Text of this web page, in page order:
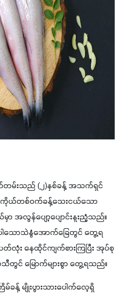
တမ်းသည် (၂)နှစ်ခန့် အသက်ရှင်
ကိုယ်တစ်ဝက်ခန့်သေးငယ်သော
မှာ အလွန်ပျော့ပျောင်းနူးညံ့သည်။
ါသောသဲနွံအောက်ခြေတွင် တွေ့ရ
တ်လုံး နေထိုင်ကျက်စားကြပြီး အုပ်စု
င် မြောက်များစွာ တွေ့ရသည်။
ခန့် မျိုးပွားသားပေါက်လေ့ရှိ